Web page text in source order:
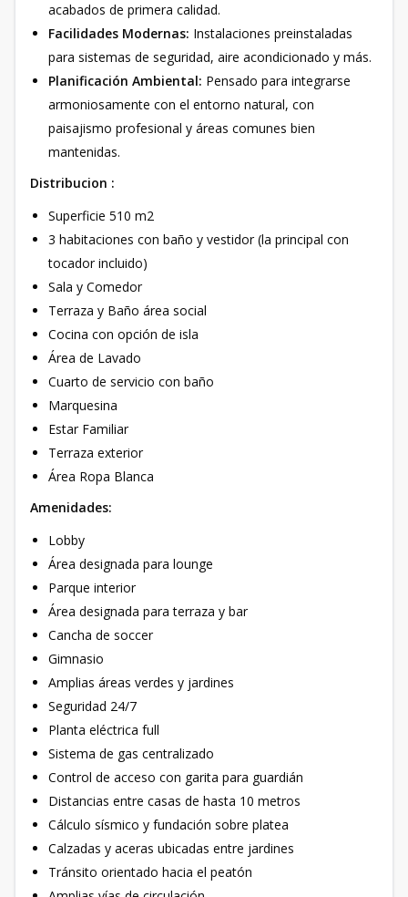
acabados de primera calidad.
Facilidades Modernas: Instalaciones preinstaladas
para sistemas de seguridad, aire acondicionado y más.
Planificación Ambiental: Pensado para integrarse
armoniosamente con el entorno natural, con
paisajismo profesional y áreas comunes bien
mantenidas.
Distribucion :
Superficie 510 m2
3 habitaciones con baño y vestidor (la principal con
tocador incluido)
Sala y Comedor
Terraza y Baño área social
Cocina con opción de isla
Área de Lavado
Cuarto de servicio con baño
Marquesina
Estar Familiar
Terraza exterior
Área Ropa Blanca
Amenidades:
Lobby
Área designada para lounge
Parque interior
Área designada para terraza y bar
Cancha de soccer
Gimnasio
Amplias áreas verdes y jardines
Seguridad 24/7
Planta eléctrica full
Sistema de gas centralizado
Control de acceso con garita para guardián
Distancias entre casas de hasta 10 metros
Cálculo sísmico y fundación sobre platea
Calzadas y aceras ubicadas entre jardines
Tránsito orientado hacia el peatón